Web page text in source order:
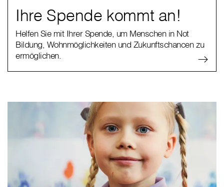
Ihre Spende kommt an!
Helfen Sie mit Ihrer Spende, um Menschen in Not
Bildung, Wohnmöglichkeiten und Zukunftschancen zu
ermöglichen.